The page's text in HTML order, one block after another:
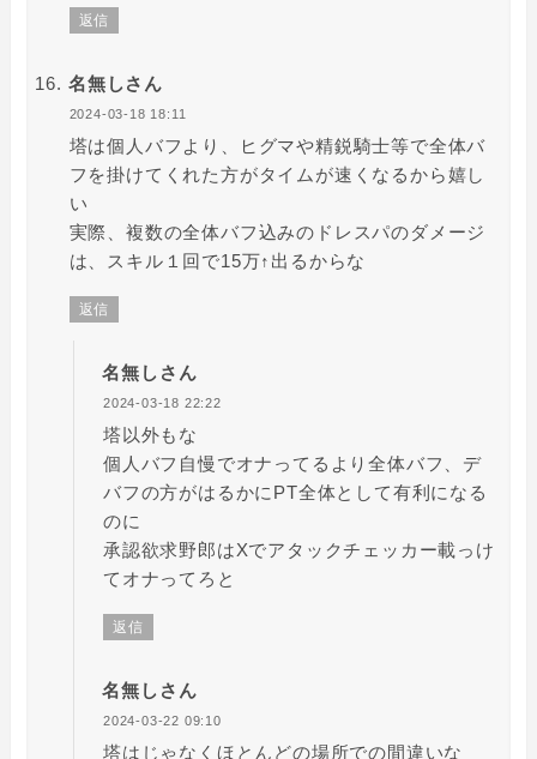
返信
名無しさん
2024-03-18 18:11
塔は個人バフより、ヒグマや精鋭騎士等で全体バ
フを掛けてくれた方がタイムが速くなるから嬉し
い
実際、複数の全体バフ込みのドレスパのダメージ
は、スキル１回で15万↑出るからな
返信
名無しさん
2024-03-18 22:22
塔以外もな
個人バフ自慢でオナってるより全体バフ、デ
バフの方がはるかにPT全体として有利になる
のに
承認欲求野郎はXでアタックチェッカー載っけ
てオナってろと
返信
名無しさん
2024-03-22 09:10
塔はじゃなくほとんどの場所での間違いな